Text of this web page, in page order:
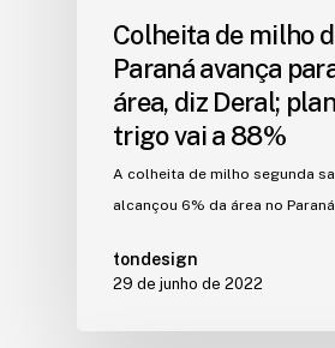
Colheita de milho
Paraná avança
área, diz Deral;
trigo vai a 88%
A colheita de milho segunda
alcançou 6% da área no
tondesign
29 de junho de 2022